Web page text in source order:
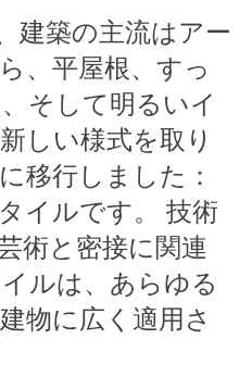
建築の主流はアー
、平屋根、すっ
そして明るいイ
しい様式を取り
移行しました：
イルです。 技術
術と密接に関連
ルは、あらゆる
物に広く適用さ